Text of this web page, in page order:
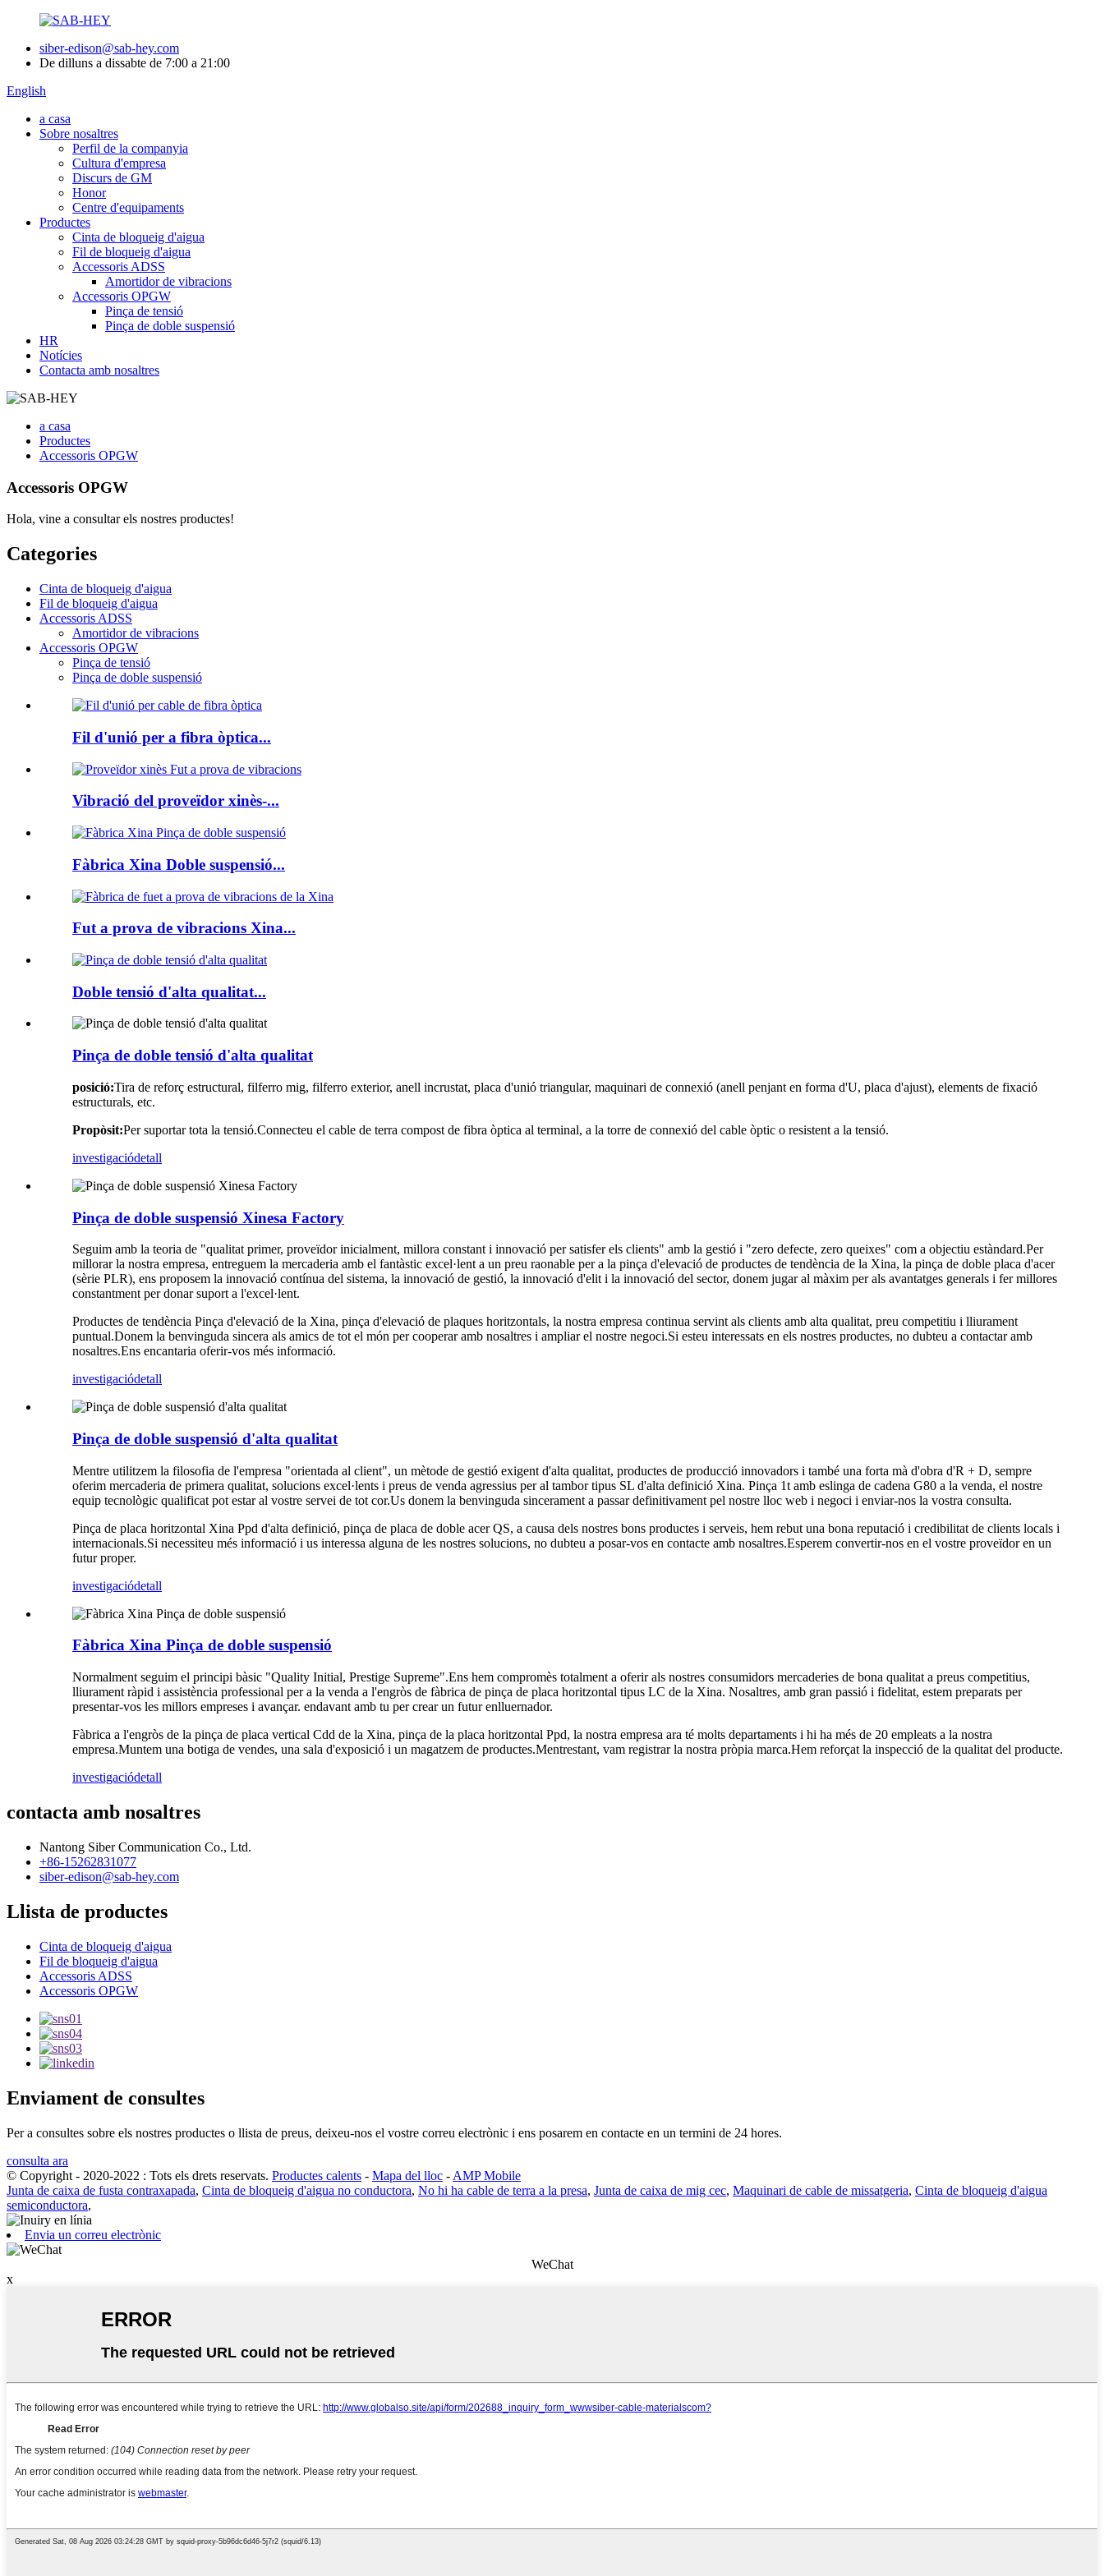
siber-edison@sab-hey.com
De dilluns a dissabte de 7:00 a 21:00
English
a casa
Sobre nosaltres
Perfil de la companyia
Cultura d'empresa
Discurs de GM
Honor
Centre d'equipaments
Productes
Cinta de bloqueig d'aigua
Fil de bloqueig d'aigua
Accessoris ADSS
Amortidor de vibracions
Accessoris OPGW
Pinça de tensió
Pinça de doble suspensió
HR
Notícies
Contacta amb nosaltres
a casa
Productes
Accessoris OPGW
Accessoris OPGW
Hola, vine a consultar els nostres productes!
Categories
Cinta de bloqueig d'aigua
Fil de bloqueig d'aigua
Accessoris ADSS
Amortidor de vibracions
Accessoris OPGW
Pinça de tensió
Pinça de doble suspensió
Fil d'unió per a fibra òptica...
Vibració del proveïdor xinès-...
Fàbrica Xina Doble suspensió...
Fut a prova de vibracions Xina...
Doble tensió d'alta qualitat...
Pinça de doble tensió d'alta qualitat
posició:Tira de reforç estructural, filferro mig, filferro exterior, anell incrustat, placa d'unió triangular, maquinari de connexió (anell penjant en forma d'U, placa d'ajust), elements de fixació
estructurals, etc.
Propòsit:Per suportar tota la tensió.Connecteu el cable de terra compost de fibra òptica al terminal, a la torre de connexió del cable òptic o resistent a la tensió.
investigaciódetall
Pinça de doble suspensió Xinesa Factory
Seguim amb la teoria de "qualitat primer, proveïdor inicialment, millora constant i innovació per satisfer els clients" amb la gestió i "zero defecte, zero queixes" com a objectiu estàndard.Per
millorar la nostra empresa, entreguem la mercaderia amb el fantàstic excel·lent a un preu raonable per a la pinça d'elevació de productes de tendència de la Xina, la pinça de doble placa d'acer
(sèrie PLR), ens proposem la innovació contínua del sistema, la innovació de gestió, la innovació d'elit i la innovació del sector, donem jugar al màxim per als avantatges generals i fer millores
constantment per donar suport a l'excel·lent.
Productes de tendència Pinça d'elevació de la Xina, pinça d'elevació de plaques horitzontals, la nostra empresa continua servint als clients amb alta qualitat, preu competitiu i lliurament
puntual.Donem la benvinguda sincera als amics de tot el món per cooperar amb nosaltres i ampliar el nostre negoci.Si esteu interessats en els nostres productes, no dubteu a contactar amb
nosaltres.Ens encantaria oferir-vos més informació.
investigaciódetall
Pinça de doble suspensió d'alta qualitat
Mentre utilitzem la filosofia de l'empresa "orientada al client", un mètode de gestió exigent d'alta qualitat, productes de producció innovadors i també una forta mà d'obra d'R + D, sempre
oferim mercaderia de primera qualitat, solucions excel·lents i preus de venda agressius per al tambor tipus SL d'alta definició Xina. Pinça 1t amb eslinga de cadena G80 a la venda, el nostre
equip tecnològic qualificat pot estar al vostre servei de tot cor.Us donem la benvinguda sincerament a passar definitivament pel nostre lloc web i negoci i enviar-nos la vostra consulta.
Pinça de placa horitzontal Xina Ppd d'alta definició, pinça de placa de doble acer QS, a causa dels nostres bons productes i serveis, hem rebut una bona reputació i credibilitat de clients locals i
internacionals.Si necessiteu més informació i us interessa alguna de les nostres solucions, no dubteu a posar-vos en contacte amb nosaltres.Esperem convertir-nos en el vostre proveïdor en un
futur proper.
investigaciódetall
Fàbrica Xina Pinça de doble suspensió
Normalment seguim el principi bàsic "Quality Initial, Prestige Supreme".Ens hem compromès totalment a oferir als nostres consumidors mercaderies de bona qualitat a preus competitius,
lliurament ràpid i assistència professional per a la venda a l'engròs de fàbrica de pinça de placa horitzontal tipus LC de la Xina. Nosaltres, amb gran passió i fidelitat, estem preparats per
presentar-vos les millors empreses i avançar. endavant amb tu per crear un futur enlluernador.
Fàbrica a l'engròs de la pinça de placa vertical Cdd de la Xina, pinça de la placa horitzontal Ppd, la nostra empresa ara té molts departaments i hi ha més de 20 empleats a la nostra
empresa.Muntem una botiga de vendes, una sala d'exposició i un magatzem de productes.Mentrestant, vam registrar la nostra pròpia marca.Hem reforçat la inspecció de la qualitat del producte.
investigaciódetall
contacta amb nosaltres
Nantong Siber Communication Co., Ltd.
+86-15262831077
siber-edison@sab-hey.com
Llista de productes
Cinta de bloqueig d'aigua
Fil de bloqueig d'aigua
Accessoris ADSS
Accessoris OPGW
Enviament de consultes
Per a consultes sobre els nostres productes o llista de preus, deixeu-nos el vostre correu electrònic i ens posarem en contacte en un termini de 24 hores.
consulta ara
© Copyright - 2020-2022 : Tots els drets reservats. Productes calents - Mapa del lloc - AMP Mobile
Junta de caixa de fusta contraxapada, Cinta de bloqueig d'aigua no conductora, No hi ha cable de terra a la presa, Junta de caixa de mig cec, Maquinari de cable de missatgeria, Cinta de bloqueig d'aigua
semiconductora,
Envia un correu electrònic
WeChat
x